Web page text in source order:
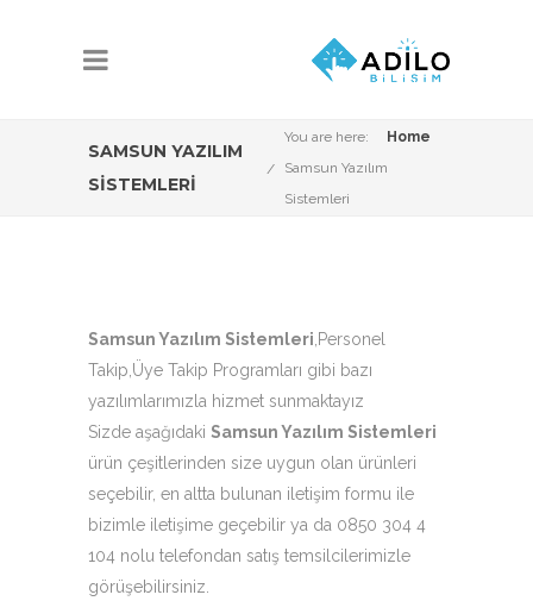
SAMSUN YAZILIM
SISTEMLERI
You are here:
Home
Samsun Yazılım
Sistemleri
Samsun Yazılım Sistemleri ,Personel
Takip,Üye Takip Programları gibi bazı
yazılımlarımızla hizmet sunmaktayız
Sizde aşağıdaki Samsun Yazılım Sistemleri
ürün çeşitlerinden size uygun olan ürünleri
seçebilir, en altta bulunan iletişim formu ile
bizimle iletişime geçebilir ya da 0850 304 4
104 nolu telefondan satış temsilcilerimizle
görüşebilirsiniz.